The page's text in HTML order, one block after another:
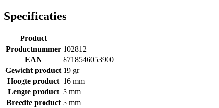
Specificaties
Product
Productnummer 102812
EAN
8718546053900
Gewicht product 19 gr
Hoogte product 16 mm
Lengte product 3 mm
Breedte product 3 mm